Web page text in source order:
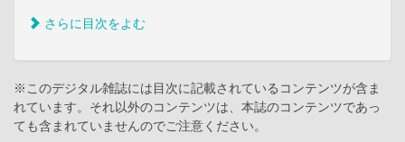
さらに目次をよむ
※このデジタル雑誌には目次に記載されているコンテンツが含ま
れています。それ以外のコンテンツは、本誌のコンテンツであっ
ても含まれていませんのでご注意ください。